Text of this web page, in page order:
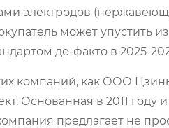
электродов
может
де-факто в 2025-
компаний, как ООО
. Основанная в 2011
предлагает не